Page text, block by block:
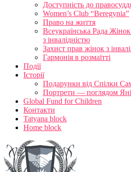
Доступність до
Women’s Club “Beregynia”
Право на життя
Всеукраїнська Рада
з інвалідністю
Захист прав жінок з
Гармонія в розмаїтті
Події
Історії
Подарунки від Спілки
Портрети — поглядом
Global Fund for Children
Контакти
Tatyana block
Home block